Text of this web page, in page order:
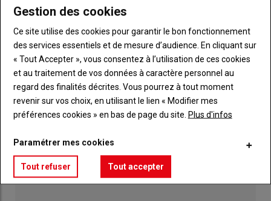
"On pensait les Bleus
16 juillet 2026
Gestion des cookies
Ce site utilise des cookies pour garantir le bon fonctionnement
des services essentiels et de mesure d’audience. En cliquant sur
« Tout Accepter », vous consentez à l’utilisation de ces cookies
et au traitement de vos données à caractère personnel au
regard des finalités décrites. Vous pourrez à tout moment
revenir sur vos choix, en utilisant le lien « Modifier mes
préférences cookies » en bas de page du site. Plus d'infos
Paramétrer mes cookies
Tout refuser Tout accepter